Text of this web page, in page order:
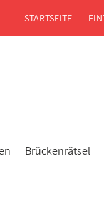
Brückenrätsel
STARTSEITE